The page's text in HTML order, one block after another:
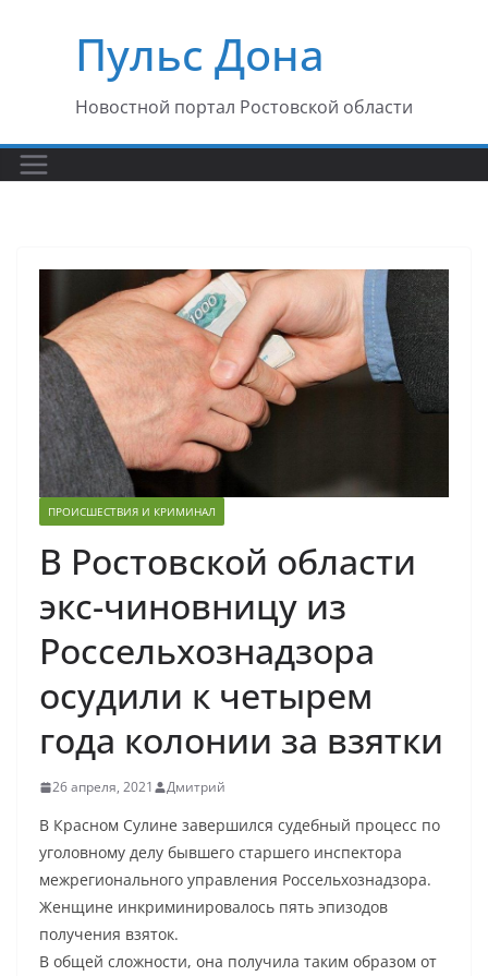
содержимомуПульс Дона
Новостной портал Ростовской области
ПРОИСШЕСТВИЯ И КРИМИНАЛ
В Ростовской области
экс-чиновницу из
Россельхознадзора
осудили к четырем
года колонии за взятки
26 апреля, 2021 Дмитрий
В Красном Сулине завершился судебный процесс по
уголовному делу бывшего старшего инспектора
межрегионального управления Россельхознадзора.
Женщине инкриминировалось пять эпизодов
получения взяток.
В общей сложности, она получила таким образом от